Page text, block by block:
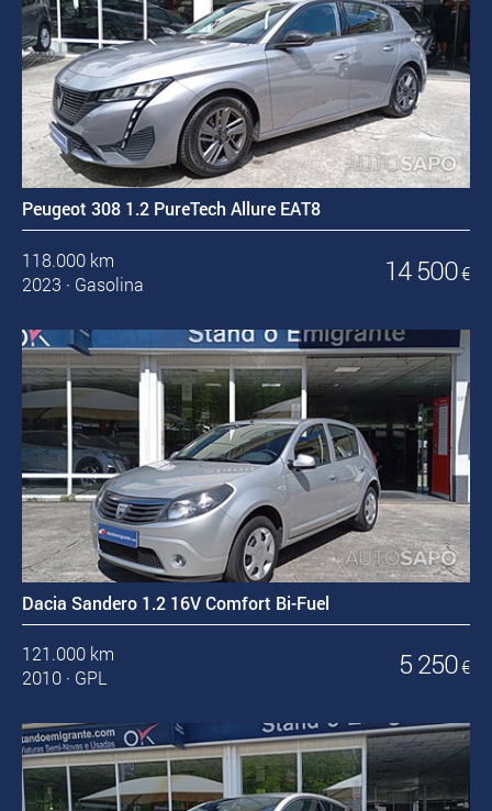
Peugeot 308 1.2 PureTech Allure EAT8
118.000 km
2023 · Gasolina 14 500 €
Dacia Sandero 1.2 16V Comfort Bi-Fuel
121.000 km
2010 · GPL 5 250 €